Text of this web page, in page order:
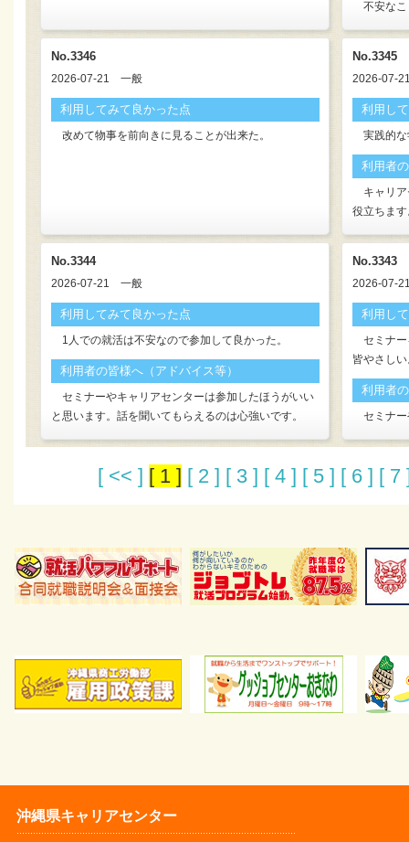
不安なこ
No.3346
2026-07-21 一般
利用してみて良かった点
改めて物事を前向きに見ることが出来た。
No.3345
2026-07-
利用し
実践的な
利用者
キャリア
役立ちます
No.3344
2026-07-21 一般
利用してみて良かった点
1人での就活は不安なので参加して良かった。
利用者の皆様へ（アドバイス等）
セミナーやキャリアセンターは参加したほうがいい
と思います。話を聞いてもらえるのは心強いです。
No.3343
2026-07-
利用し
セミナー
皆やさしい
利用者
セミナー
[ << ] [ 1 ] [ 2 ] [ 3 ] [ 4 ] [ 5 ] [ 6 ] [ 7
沖縄県キャリアセンター